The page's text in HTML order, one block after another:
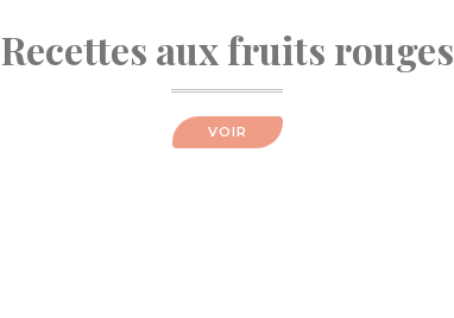
Recettes aux fruits rouges
VOIR